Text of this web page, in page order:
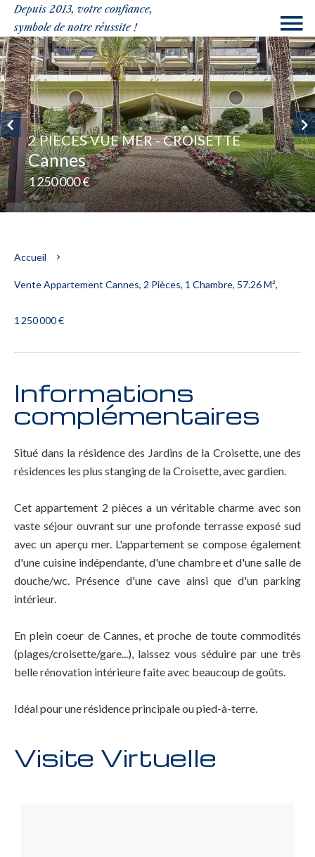
Depuis 2013, votre confiance,
symbole de notre réussite !
2 PIECES VUE MER - CROISETTE
Cannes
1 250 000 €
Accueil
Vente Appartement Cannes, 2 Pièces, 1 Chambre, 57.26 M²,
1 250 000 €
Informations
complémentaires
Situé dans la résidence des Jardins de la Croisette, une des
résidences les plus stanging de la Croisette, avec gardien.
Cet appartement 2 pièces a un véritable charme avec son
vaste séjour ouvrant sur une profonde terrasse exposé sud
avec un aperçu mer. L'appartement se compose également
d'une cuisine indépendante, d'une chambre et d'une salle de
douche/wc. Présence d'une cave ainsi que d'un parking
intérieur.
En plein coeur de Cannes, et proche de toute commodités
(plages/croisette/gare...), laissez vous séduire par une très
belle rénovation intérieure faite avec beaucoup de goûts.
Idéal pour une résidence principale ou pied-à-terre.
Visite Virtuelle